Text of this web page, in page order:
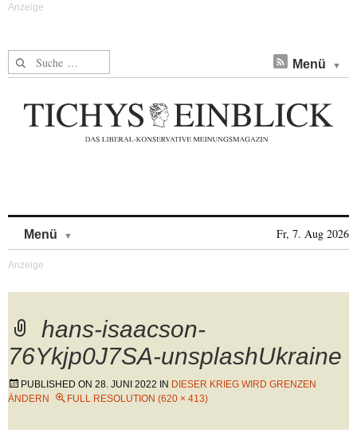
Suche nach: Menü
Menü Fr, 7. Aug 2026
hans-isaacson-
76Ykjp0J7SA-unsplashUkraine
PUBLISHED ON 28. JUNI 2022 IN DIESER KRIEG WIRD GRENZEN
ÄNDERN
FULL RESOLUTION (620 × 413)